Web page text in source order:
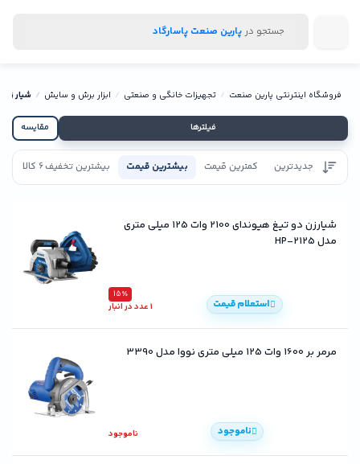
جستجو در پارین صنعت پاسارگاد
فروشگاه اینترنتی پارین صنعت تجهیزات خانگی و صنعتی ابزار برش و سایش شیار زن
فیلترها مقایسه
جدیدترین کمترین قیمت بیشترین قیمت بیشترین تخفیف6 کالا
شیارزن دو تیغ هیوندای 2100 وات 125 میلی متری
مدل HP-2125
15٪
1 عدد در انبار استعلام قیمت
مرمر بر 1600 وات 125 میلی‌ متری نووا مدل 3390
ناموجود ناموجود